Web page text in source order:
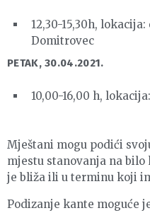
12,30-15,30h,
Domitrovec
PETAK, 30.04.2021.
10,00-16,00 h,
Mještani mogu podići
mjestu stanovanja na
je bliža ili u terminu koji
Podizanje kante moguće